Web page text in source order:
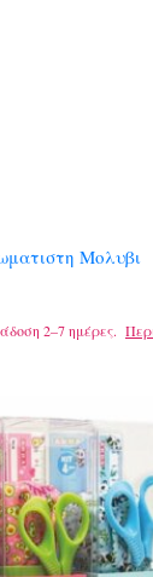
Μολυβι
2–7 ημέρες.